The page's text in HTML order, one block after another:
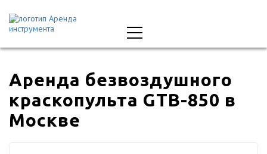
Аренда безвоздушного
краскопульта GTB-850 в
Москве